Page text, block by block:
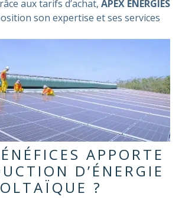
aux tarifs d’achat, APEX ENERGIES
son expertise et ses services
APPORTE
D’ÉNERGIE
?